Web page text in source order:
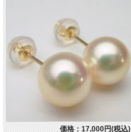
価格：17,000円(税込)